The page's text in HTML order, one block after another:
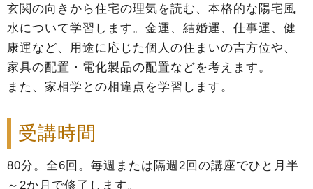
玄関の向きから住宅の理気を読む、本格的な陽宅風
水について学習します。金運、結婚運、仕事運、健
康運など、用途に応じた個人の住まいの吉方位や、
家具の配置・電化製品の配置などを考えます。
また、家相学との相違点を学習します。
受講時間
80分。全6回。毎週または隔週2回の講座でひと月半
～2か月で修了します。